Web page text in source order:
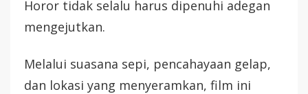
Horor tidak selalu harus dipenuhi adegan
mengejutkan.
Melalui suasana sepi, pencahayaan gelap,
dan lokasi yang menyeramkan, film ini